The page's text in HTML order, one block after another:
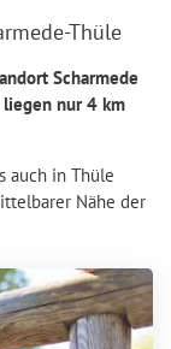
Thüle
Scharmede
nur 4 km
auch in Thüle
Nähe der